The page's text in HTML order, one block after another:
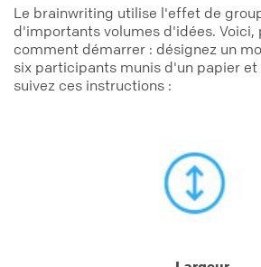
Le brainwriting utilise l'effet de
d'importants volumes d'idées. Voici,
comment démarrer : désignez un
six participants munis d'un papier
suivez ces instructions :